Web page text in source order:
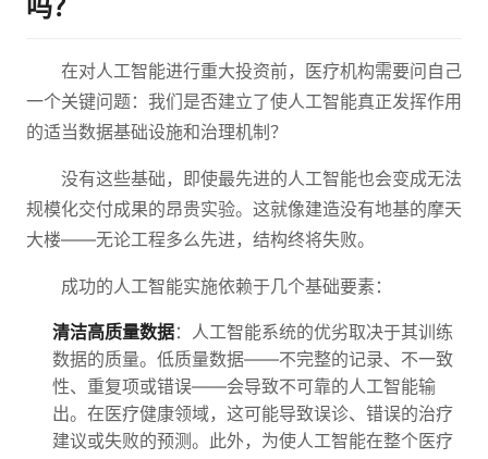
吗？
在对人工智能进行重大投资前，医疗机构需要问自己
一个关键问题：我们是否建立了使人工智能真正发挥作用
的适当数据基础设施和治理机制？
没有这些基础，即使最先进的人工智能也会变成无法
规模化交付成果的昂贵实验。这就像建造没有地基的摩天
大楼——无论工程多么先进，结构终将失败。
成功的人工智能实施依赖于几个基础要素：
清洁高质量数据：人工智能系统的优劣取决于其训练
数据的质量。低质量数据——不完整的记录、不一致
性、重复项或错误——会导致不可靠的人工智能输
出。在医疗健康领域，这可能导致误诊、错误的治疗
建议或失败的预测。此外，为使人工智能在整个医疗